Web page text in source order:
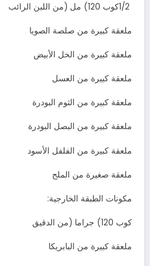
1/2‭ ‬كوب‭ (‬120‭ ‬مل‭) ‬من‭ ‬اللبن‭ ‬الرائب
ملعقة‭ ‬كبيرة‭ ‬من‭ ‬صلصة‭ ‬الصويا
ملعقة‭ ‬كبيرة‭ ‬من‭ ‬الخل‭ ‬الأبيض
ملعقة‭ ‬كبيرة‭ ‬من‭ ‬العسل
ملعقة‭ ‬كبيرة‭ ‬من‭ ‬الثوم‭ ‬البودرة
ملعقة‭ ‬كبيرة‭ ‬من‭ ‬البصل‭ ‬البودرة
ملعقة‭ ‬كبيرة‭ ‬من‭ ‬الفلفل‭ ‬الأسود
ملعقة‭ ‬صغيرة‭ ‬من‭ ‬الملح
مكونات‭ ‬الطبقة‭ ‬الخارجية‭:‬
كوب‭ (‬120‭ ‬جراما‭) ‬من‭ ‬الدقيق
ملعقة‭ ‬كبيرة‭ ‬من‭ ‬البابريكا